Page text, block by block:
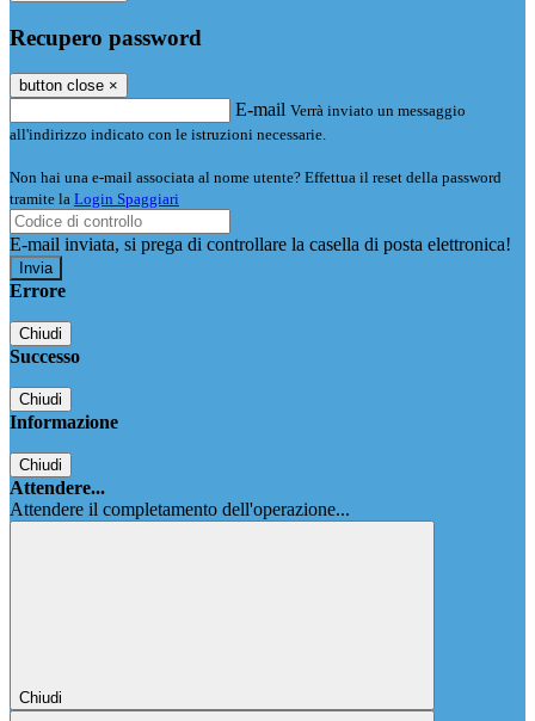
Recupero password
button close ×
E-mail Verrà inviato un messaggio
all'indirizzo indicato con le istruzioni necessarie.
Non hai una e-mail associata al nome utente? Effettua il reset della password
tramite la Login Spaggiari
E-mail inviata, si prega di controllare la casella di posta elettronica!
Errore
Chiudi
Successo
Chiudi
Informazione
Chiudi
Attendere...
Attendere il completamento dell'operazione...
Chiudi